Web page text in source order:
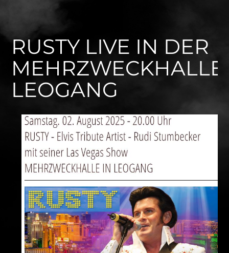
RUSTY LIVE IN DER
MEHRZWECKHALLE
LEOGANG